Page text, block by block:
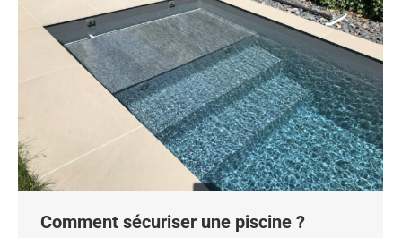
Comment sécuriser une piscine ?